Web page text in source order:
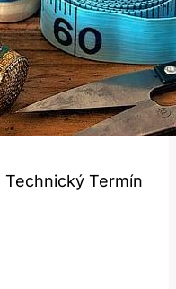
Technický Termín